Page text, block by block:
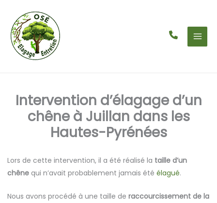
contenu
Intervention d’élagage d’un
chêne à Juillan dans les
Hautes-Pyrénées
Lors de cette intervention, il a été réalisé la taille d’un
chêne qui n’avait probablement jamais été élagué.
Nous avons procédé à une taille de raccourcissement de la